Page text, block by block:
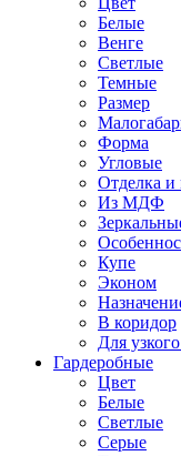
Белые
Венге
Светлые
Темные
Размер
Форма
Угловые
Отделка и
Из МДФ
Купе
Эконом
В коридор
Для
Гардеробные
Цвет
Белые
Светлые
Серые